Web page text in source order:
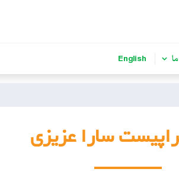
English
سارا عزیزی